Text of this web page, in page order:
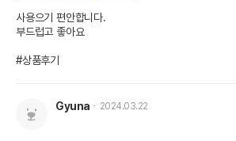
사용으기 편안합니다.
부드럽고 좋아요
#상품후기
Gyuna 2024.03.22